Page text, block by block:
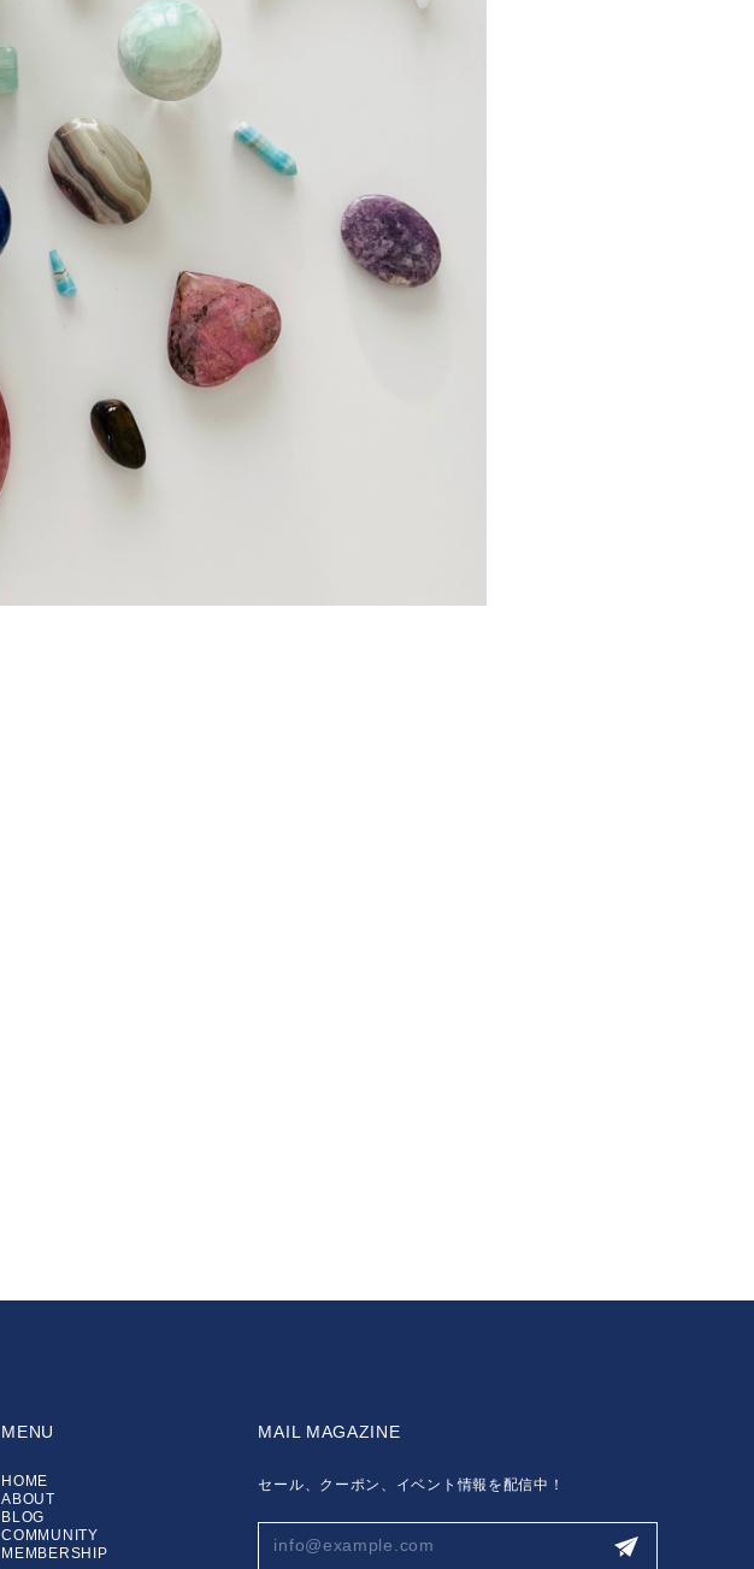
MENU
HOME
ABOUT
BLOG
COMMUNITY
MEMBERSHIP
MAIL MAGAZINE
セール、クーポン、イベント情報を配信中！